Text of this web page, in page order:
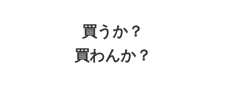
買うか？
買わんか？